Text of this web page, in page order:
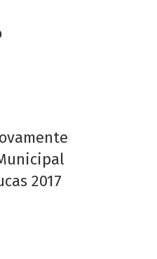
2017